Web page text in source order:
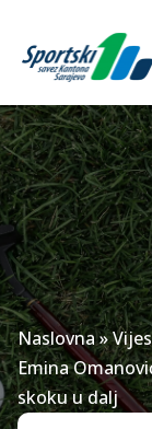
Naslovna»
Emina
skoku u dalj